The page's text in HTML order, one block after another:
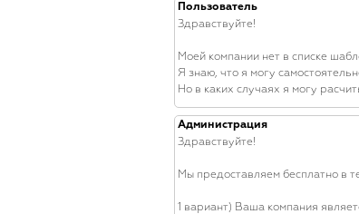
Пользователь
Здравствуйте!
Моей компании нет в списке
Я знаю, что я могу
Но в каких случаях я могу
Администрация
Здравствуйте!
Мы предоставляем бесплатно в
1 вариант) Ваша компания